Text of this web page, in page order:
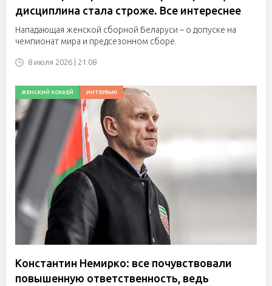
дисциплина стала строже. Все интереснее
Нападающая женской сборной Беларуси – о допуске на
чемпионат мира и предсезонном сборе.
8 июля 2026 | 21:08
ЖЕНСКИЙ ХОККЕЙ ИНТЕРВЬЮ
Константин Немирко: все почувствовали
повышенную ответственность, ведь